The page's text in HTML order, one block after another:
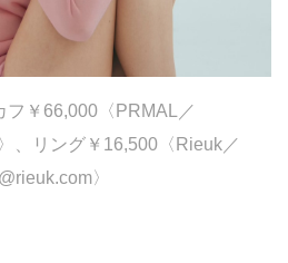
フ￥66,000〈PRMAL／
、リング￥16,500〈Rieuk／
〉